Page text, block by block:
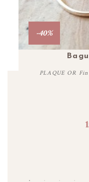
-40%
PLAQUE OR